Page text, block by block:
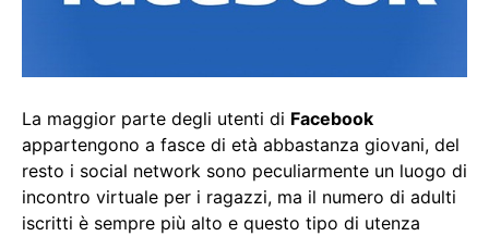
La maggior parte degli utenti di Facebook
appartengono a fasce di età abbastanza giovani, del
resto i social network sono peculiarmente un luogo di
incontro virtuale per i ragazzi, ma il numero di adulti
iscritti è sempre più alto e questo tipo di utenza